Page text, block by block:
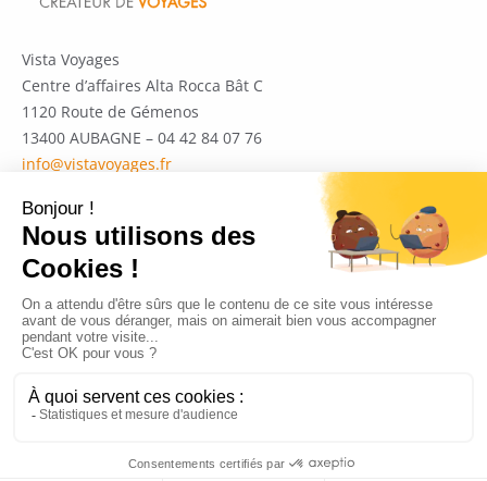
Vista Voyages
Centre d’affaires Alta Rocca Bât C
1120 Route de Gémenos
13400 AUBAGNE – 04 42 84 07 76
info@vistavoyages.fr
Politique de confidentialité
Garanties et mentions légales
Contactez-nous
recrutement@vistavoyages.fr
Copyright © 2026 Vistavoyages